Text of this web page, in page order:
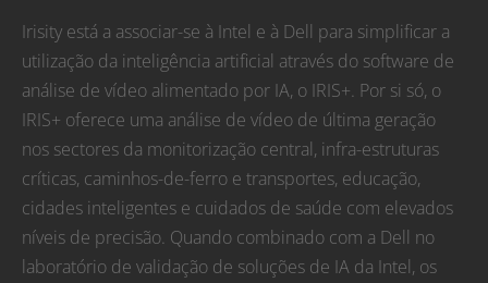
Irisity está a associar-se à Intel e à Dell para simplificar a
utilização da inteligência artificial através do software de
análise de vídeo alimentado por IA, o IRIS+. Por si só, o
IRIS+ oferece uma análise de vídeo de última geração
nos sectores da monitorização central, infra-estruturas
críticas, caminhos-de-ferro e transportes, educação,
cidades inteligentes e cuidados de saúde com elevados
níveis de precisão. Quando combinado com a Dell no
laboratório de validação de soluções de IA da Intel, os